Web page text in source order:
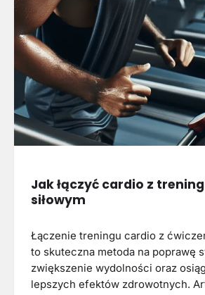
Jak łączyć cardio z
siłowym
Łączenie treningu cardio z
to skuteczna metoda na poprawę
zwiększenie wydolności oraz
lepszych efektów zdrowotnych.